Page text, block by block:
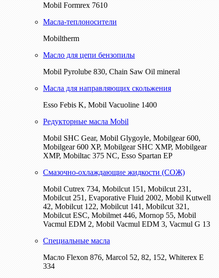
Mobil Formrex 7610
Масла-теплоносители
Mobiltherm
Масло для цепи бензопилы
Mobil Pyrolube 830, Chain Saw Oil mineral
Масла для направляющих скольжения
Esso Febis K, Mobil Vacuoline 1400
Редукторные масла Mobil
Mobil SHC Gear, Mobil Glygoyle, Mobilgear 600,
Mobilgear 600 XP, Mobilgear SHC XMP, Mobilgear
XМP, Mobiltac 375 NC, Esso Spartan EP
Смазочно-охлаждающие жидкости (СОЖ)
Mobil Cutrex 734, Mobilcut 151, Mobilcut 231,
Mobilcut 251, Evaporative Fluid 2002, Mobil Kutwell
42, Mobilcut 122, Mobilcut 141, Mobilcut 321,
Mobilcut ESC, Mobilmet 446, Mornop 55, Mobil
Vacmul EDM 2, Mobil Vacmul EDM 3, Vacmul G 13
Специальные масла
Масло Flexon 876, Marcol 52, 82, 152, Whiterex E
334